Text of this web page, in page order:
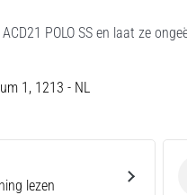
POLO SS en laat ze
1, 1213 - NL
lezen